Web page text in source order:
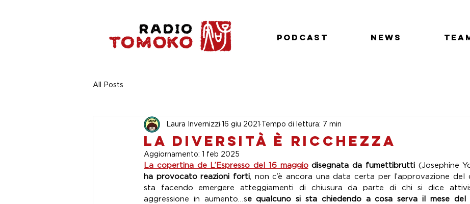
All Posts
La diversità è ricchezza
Laura Invernizzi 16 giu 2021 Tempo di lettura: 7 min
Aggiornamento: 1 feb 2025
La copertina de L’Espresso del 16 maggio disegnata da fumettibrutti
ha provocato reazioni forti, non c’è ancora una data certa per l’approvazione del
sta facendo emergere atteggiamenti di chiusura da parte di chi si dice
aggressione in aumento…se qualcuno si sta chiedendo a cosa serva il mese del
Podcast News